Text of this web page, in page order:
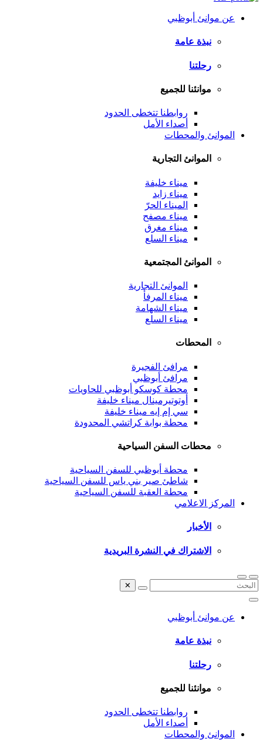
عن موانئ أبوظبي
نبذة عامة
رحلتنا
موانئنا للجميع
روابطنا تتخطى الحدود
أصداء الأمل
الموانئ والمحطات
الموانئ التجارية
ميناء خليفة
ميناء زايد
الميناء الحرّ
ميناء مصفح
ميناء مغرق
ميناء السلع
الموانئ المجتمعية
الموانئ التجارية
ميناء المرفأ
ميناء الشهامة
ميناء السلع
المحطات
مرافئ الفجيرة
مرافئ أبوظبي
محطة كوسكو أبوظبي للحاويات
أوتوتيرمينال ميناء خليفة
سي إم إيه ميناء خليفة
محطة بوابة كراتشي المحدودة
محطات السفن السياحية
محطة أبوظبي للسفن السياحية
شاطئ صير بني ياس للسفن السياحية
محطة العقبة للسفن السياحية
المركز الاعلامي
الأخبار
الاشتراك في النشرة البريدية
✕
عن موانئ أبوظبي
نبذة عامة
رحلتنا
موانئنا للجميع
روابطنا تتخطى الحدود
أصداء الأمل
الموانئ والمحطات